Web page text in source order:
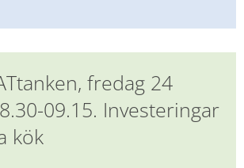
fredag 24
09.15. Investeringar
kök